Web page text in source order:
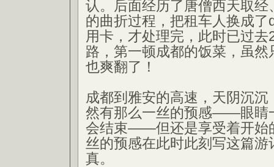
认。后面经历了唐僧西天取
的曲折过程，把租车人换成
用卡，才处理完，此时已过
路，第一顿成都的饭菜，虽
也爽翻了！
成都到雅安的高速，天阴沉
然有那么一丝的预感——眼睛
会结束——但还是享受着开始
丝的预感在此时此刻写这篇游
真。